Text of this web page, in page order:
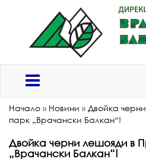
Начало » Новини » Двойка
парк „Врачански Балкан“!
Двойка черни лешояди в
„Врачански Балкан“!